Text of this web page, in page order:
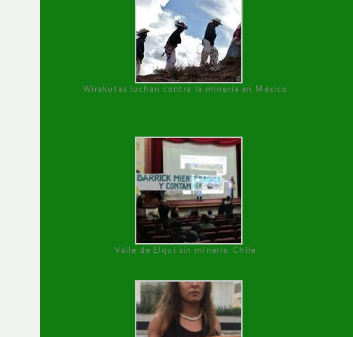
Wirakutas luchan contra la minería en México
Valle de Elqui sin minería. Chile